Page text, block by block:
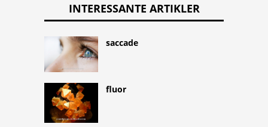
INTERESSANTE ARTIKLER
saccade
fluor